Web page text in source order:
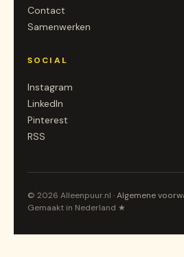
Contact
Samenwerken
SOCIAL
Instagram
LinkedIn
Pinterest
RSS
© 2026 Alleenpuur.nl ·Algemene
Gemaakt in Nederland ★